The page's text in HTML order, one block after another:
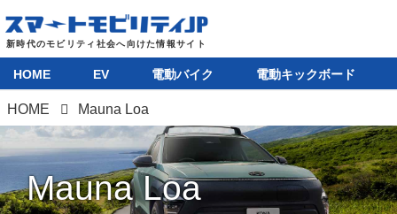
HOME EV 電動バイク 電動キックボード
HOME Mauna Loa
Mauna Loa